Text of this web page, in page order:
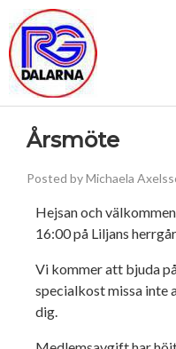
Årsmöte
Posted by Michaela
Hejsan och
16:00 på Liljans
Vi kommer att bjuda
specialkost missa inte
dig.